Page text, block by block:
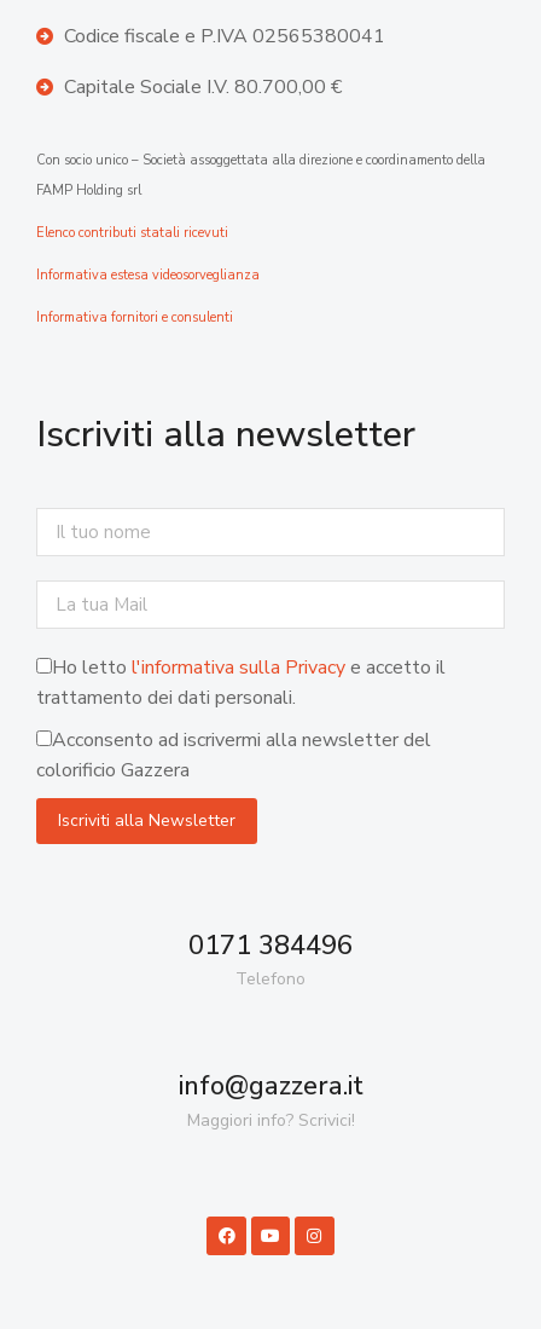
Codice fiscale e P.IVA 02565380041
Capitale Sociale I.V. 80.700,00 €
Con socio unico – Società assoggettata alla direzione e coordinamento della
FAMP Holding srl
Elenco contributi statali ricevuti
Informativa estesa videosorveglianza
Informativa fornitori e consulenti
Iscriviti alla newsletter
Ho letto l'informativa sulla Privacye accetto il
trattamento dei dati personali.
Acconsento ad iscrivermi alla newsletter del
colorificio Gazzera
0171 384496
Telefono
info@gazzera.it
Maggiori info? Scrivici!